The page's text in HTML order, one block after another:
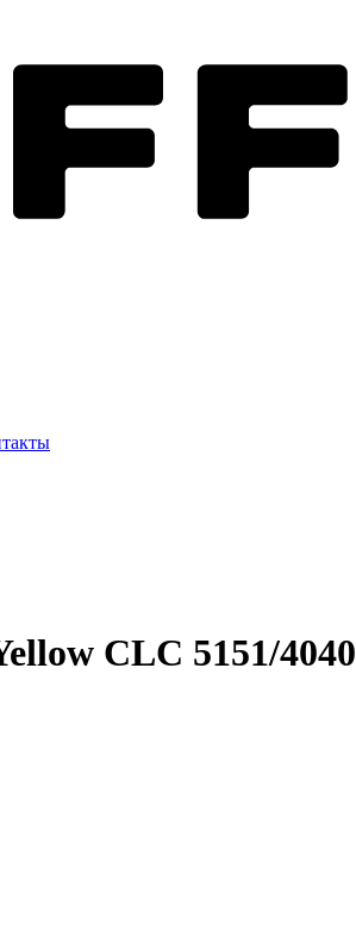
CLC 5151/4040